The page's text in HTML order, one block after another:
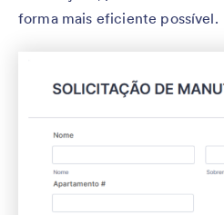
forma mais eficiente possível.